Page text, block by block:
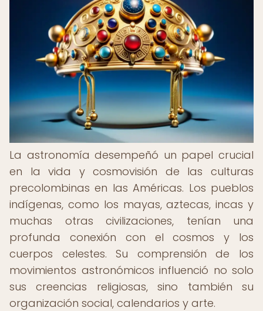
La astronomía desempeñó un papel crucial
en la vida y cosmovisión de las culturas
precolombinas en las Américas. Los pueblos
indígenas, como los mayas, aztecas, incas y
muchas otras civilizaciones, tenían una
profunda conexión con el cosmos y los
cuerpos celestes. Su comprensión de los
movimientos astronómicos influenció no solo
sus creencias religiosas, sino también su
organización social, calendarios y arte.